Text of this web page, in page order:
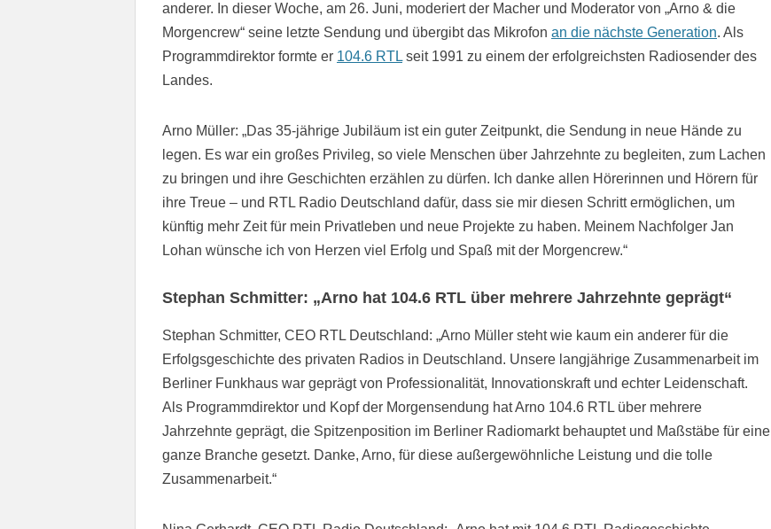
anderer. In dieser Woche, am 26. Juni, moderiert der Macher und Moderator von „Arno & die
Morgencrew“ seine letzte Sendung und übergibt das Mikrofon an die nächste Generation. Als
Programmdirektor formte er 104.6 RTL seit 1991 zu einem der erfolgreichsten Radiosender des
Landes.
Arno Müller: „Das 35-jährige Jubiläum ist ein guter Zeitpunkt, die Sendung in neue Hände zu
legen. Es war ein großes Privileg, so viele Menschen über Jahrzehnte zu begleiten, zum Lachen
zu bringen und ihre Geschichten erzählen zu dürfen. Ich danke allen Hörerinnen und Hörern für
ihre Treue – und RTL Radio Deutschland dafür, dass sie mir diesen Schritt ermöglichen, um
künftig mehr Zeit für mein Privatleben und neue Projekte zu haben. Meinem Nachfolger Jan
Lohan wünsche ich von Herzen viel Erfolg und Spaß mit der Morgencrew.“
Stephan Schmitter: „Arno hat 104.6 RTL über mehrere Jahrzehnte geprägt“
Stephan Schmitter, CEO RTL Deutschland: „Arno Müller steht wie kaum ein anderer für die
Erfolgsgeschichte des privaten Radios in Deutschland. Unsere langjährige Zusammenarbeit im
Berliner Funkhaus war geprägt von Professionalität, Innovationskraft und echter Leidenschaft.
Als Programmdirektor und Kopf der Morgensendung hat Arno 104.6 RTL über mehrere
Jahrzehnte geprägt, die Spitzenposition im Berliner Radiomarkt behauptet und Maßstäbe für eine
ganze Branche gesetzt. Danke, Arno, für diese außergewöhnliche Leistung und die tolle
Zusammenarbeit.“